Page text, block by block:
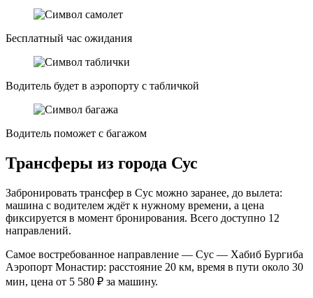
Бесплатный час ожидания
Водитель будет в аэропорту с табличкой
Водитель поможет с багажом
Трансферы из города Сус
Забронировать трансфер в Сус можно заранее, до вылета:
машина с водителем ждёт к нужному времени, а цена
фиксируется в момент бронирования. Всего доступно 12
направлений.
Самое востребованное направление — Сус — Хабиб Бургиба
Аэропорт Монастир: расстояние 20 км, время в пути около 30
мин, цена от 5 580 ₽ за машину.